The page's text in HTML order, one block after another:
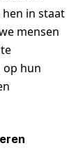
in staat
mensen
op hun